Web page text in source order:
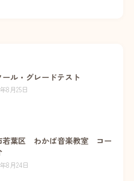
ール・グレードテスト
8月25日
若葉区 わかば音楽教室 コー
8月24日